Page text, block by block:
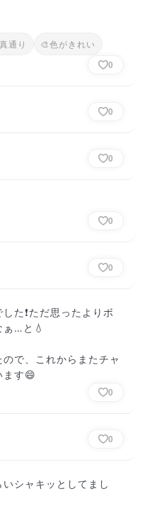
通り 🎨色がきれい
0
0
0
0
0
た❗ただ思ったよりボ
ぁ…と💧
で、これからまたチャ
ます😄
0
0
シャキッとしてまし